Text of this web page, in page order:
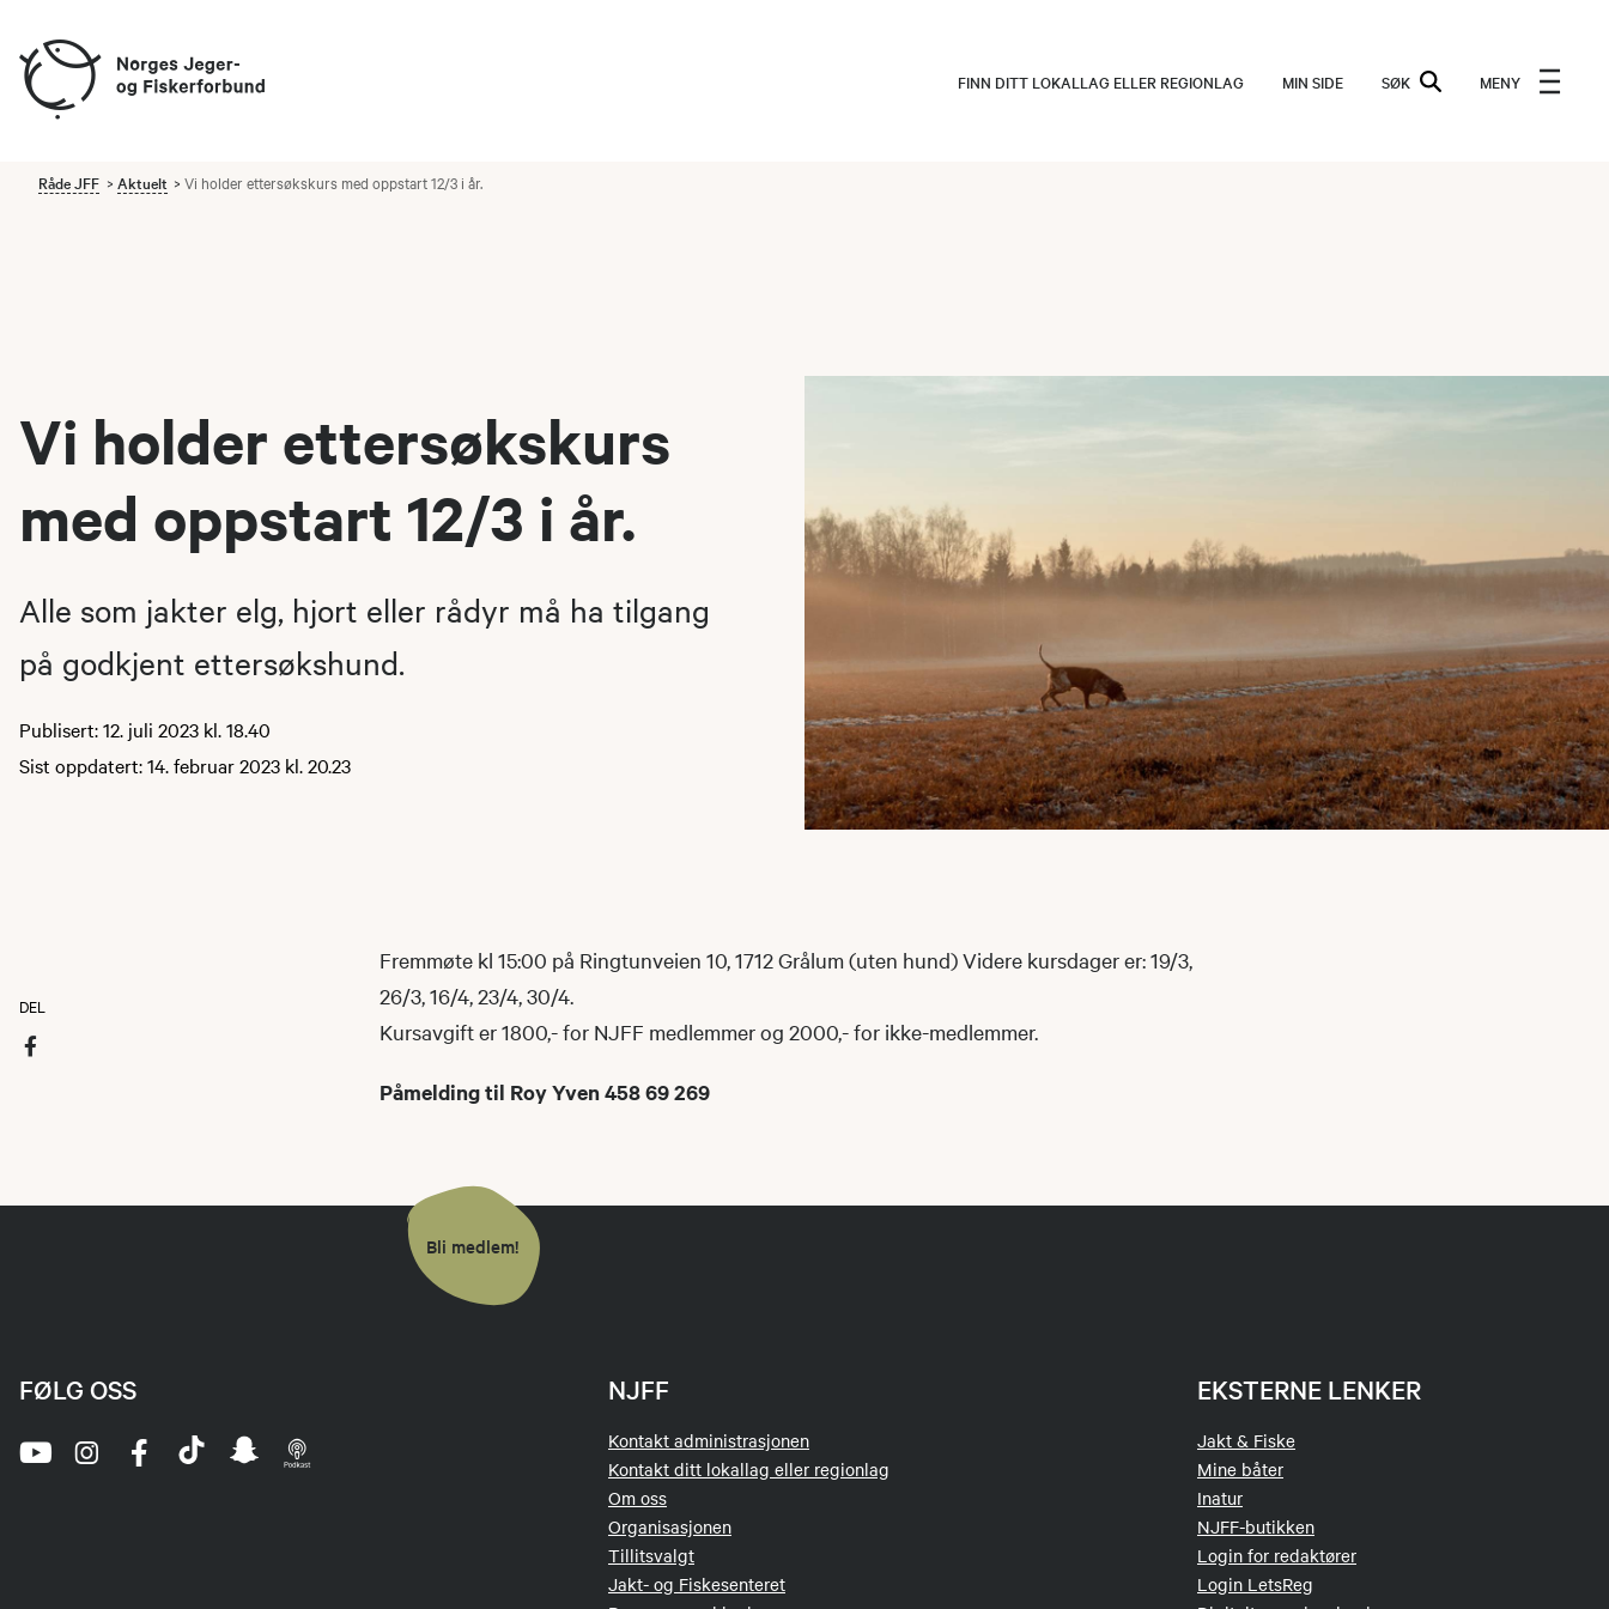
FINN DITT LOKALLAG ELLER REGIONLAG MIN SIDE SØK MENY
Råde JFF Aktuelt Vi holder ettersøkskurs med oppstart 12/3 i år.
Vi holder ettersøkskurs
med oppstart 12/3 i år.
Alle som jakter elg, hjort eller rådyr må ha tilgang
på godkjent ettersøkshund.
Publisert: 12. juli 2023 kl. 18.40
Sist oppdatert: 14. februar 2023 kl. 20.23
DEL
Fremmøte kl 15:00 på Ringtunveien 10, 1712 Grålum (uten hund) Videre kursdager er: 19/3,
26/3, 16/4, 23/4, 30/4.
Kursavgift er 1800,- for NJFF medlemmer og 2000,- for ikke-medlemmer.
Påmelding til Roy Yven 458 69 269
Bli medlem!
NJFF
Kontakt administrasjonen
Kontakt ditt lokallag eller regionlag
Om oss
Organisasjonen
Tillitsvalgt
Jakt- og Fiskesenteret
EKSTERNE LENKER
Jakt & Fiske
Mine båter
Inatur
NJFF-butikken
Login for redaktører
Login LetsReg
FØLG OSS